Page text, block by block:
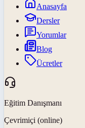
Anasayfa
Dersler
Yorumlar
Blog
Ücretler
Eğitim Danışmanı
Çevrimiçi (online)